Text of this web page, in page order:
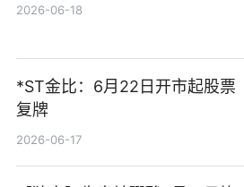
2026-06-18
*ST金比：6月22日开市起股票
复牌
2026-06-17